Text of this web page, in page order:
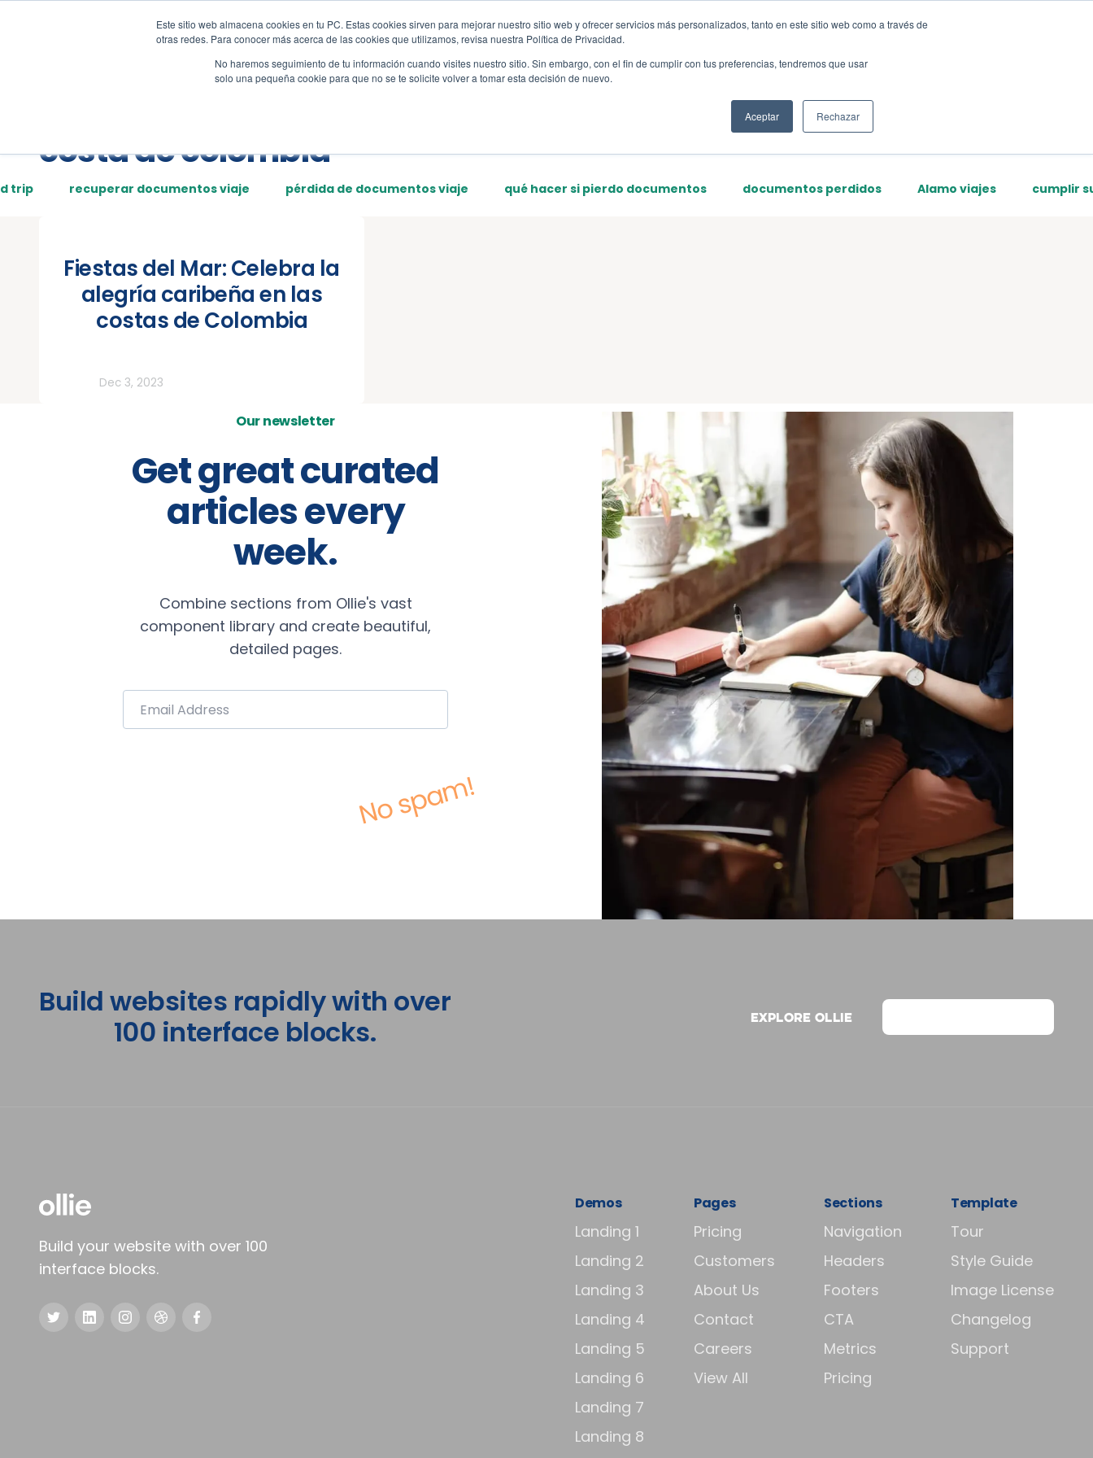
Este sitio web almacena cookies en tu PC. Estas cookies sirven para mejorar nuestro sitio web y ofrecer servicios más personalizados, tanto en este sitio web como a través de
otras redes. Para conocer más acerca de las cookies que utilizamos, revisa nuestra Política de Privacidad.
No haremos seguimiento de tu información cuando visites nuestro sitio. Sin embargo, con el fin de cumplir con tus preferencias, tendremos que usar
solo una pequeña cookie para que no se te solicite volver a tomar esta decisión de nuevo.
Aceptar Rechazar
Tour Demos Pages Sections Template
costa de colombia
trip recuperar documentos viaje pérdida de documentos viaje qué hacer si pierdo documentos documentos perdidos Alamo viajes cumplir
Fiestas del Mar: Celebra la
alegría caribeña en las
costas de Colombia
Dec 3, 2023
Our newsletter
Get great curated
articles every
week.
Combine sections from Ollie's vast
component library and create beautiful,
detailed pages.
No spam!
Build websites rapidly with over
100 interface blocks.
Explore Ollie
Build your website with over 100
interface blocks.
Demos
Landing 1
Landing 2
Landing 3
Landing 4
Landing 5
Landing 6
Landing 7
Landing 8
Pages
Pricing
Customers
About Us
Contact
Careers
View All
Sections
Navigation
Headers
Footers
CTA
Metrics
Pricing
Template
Tour
Style Guide
Image License
Changelog
Support